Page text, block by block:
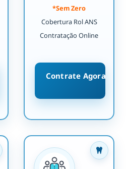
*Sem Zero
Cobertura Rol ANS
Contratação Online
Contrate Agora